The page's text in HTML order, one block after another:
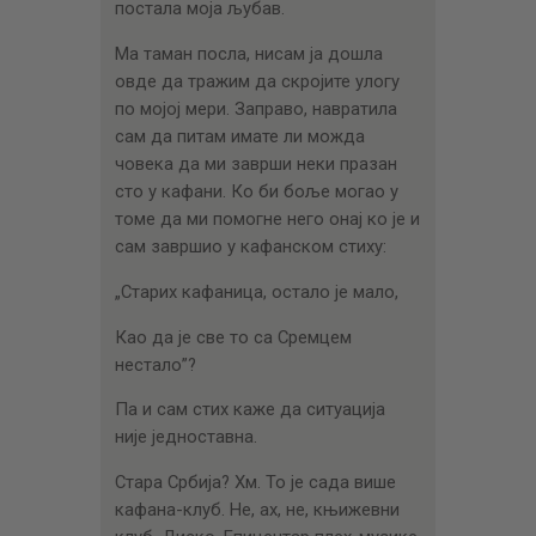
постала моја љубав.
Ма таман посла, нисам ја дошла
овде да тражим да скројите улогу
по мојој мери. Заправо, навратила
сам да питам имате ли можда
човека да ми заврши неки празан
сто у кафани. Ко би боље могао у
томе да ми помогне него онај ко је и
сам завршио у кафанском стиху:
„Старих кафаница, остало је мало,
Као да је све то са Сремцем
нестало”?
Па и сам стих каже да ситуација
није једноставна.
Стара Србија? Хм. То је сада више
кафана-клуб. Не, ах, не, књижевни